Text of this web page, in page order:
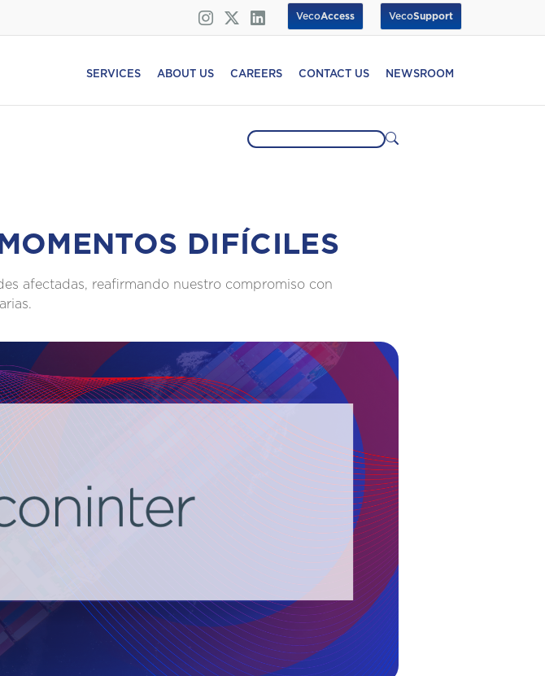
VecoSupport
VecoAccess
SERVICES ABOUT US CAREERS CONTACT US NEWSROOM
DIFÍCILES
afectadas, reafirmando nuestro compromiso con